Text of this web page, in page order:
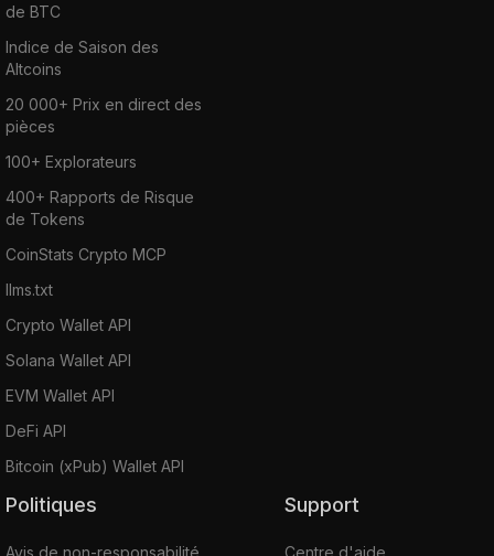
de BTC
Indice de Saison des
Altcoins
20 000+ Prix en direct des
pièces
100+ Explorateurs
400+ Rapports de Risque
de Tokens
CoinStats Crypto MCP
llms.txt
Crypto Wallet API
Solana Wallet API
EVM Wallet API
DeFi API
Bitcoin (xPub) Wallet API
Politiques
Avis de non-responsabilité
Support
Centre d'aide